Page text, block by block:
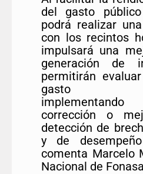
del gasto
podrá realizar
con los recintos
impulsará una
generación de
permitirán
gasto
corrección o
detección de
y de desempeño
comenta Marcelo
Nacional de